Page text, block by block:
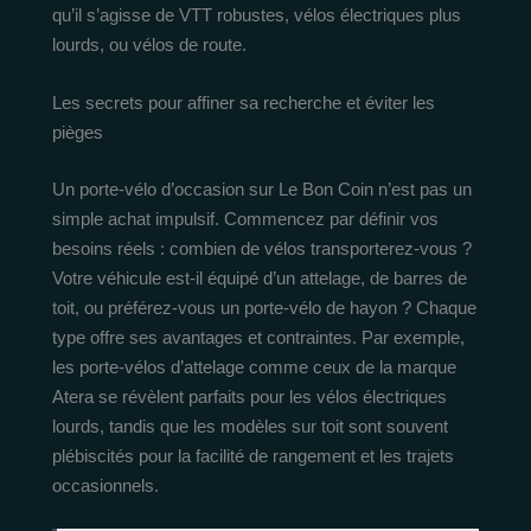
qu’il s’agisse de VTT robustes, vélos électriques plus
lourds, ou vélos de route.
Les secrets pour affiner sa recherche et éviter les
pièges
Un porte-vélo d’occasion sur Le Bon Coin n’est pas un
simple achat impulsif. Commencez par définir vos
besoins réels : combien de vélos transporterez-vous ?
Votre véhicule est-il équipé d’un attelage, de barres de
toit, ou préférez-vous un porte-vélo de hayon ? Chaque
type offre ses avantages et contraintes. Par exemple,
les porte-vélos d’attelage comme ceux de la marque
Atera se révèlent parfaits pour les vélos électriques
lourds, tandis que les modèles sur toit sont souvent
plébiscités pour la facilité de rangement et les trajets
occasionnels.